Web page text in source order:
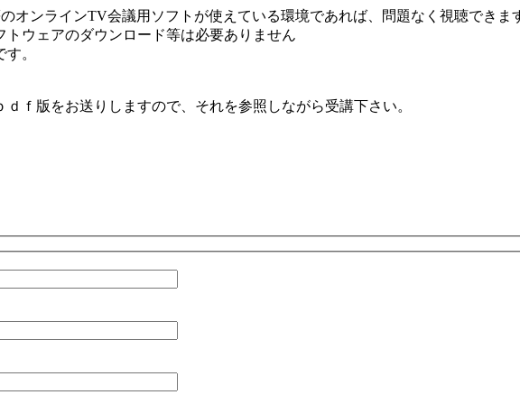
オンラインTV会議用ソフトが使えている環境であれば、問題なく視聴できま
トウェアのダウンロード等は必要ありません
。
ｆ版をお送りしますので、それを参照しながら受講下さい。